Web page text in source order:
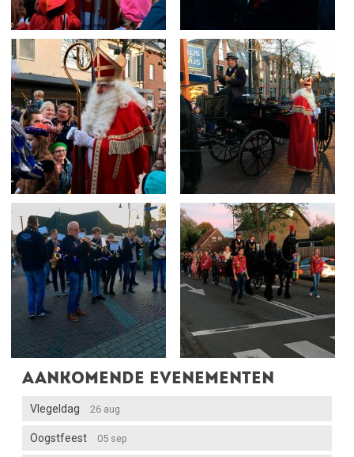
Aankomende evenementen
Vlegeldag 26 aug
Oogstfeest 05 sep